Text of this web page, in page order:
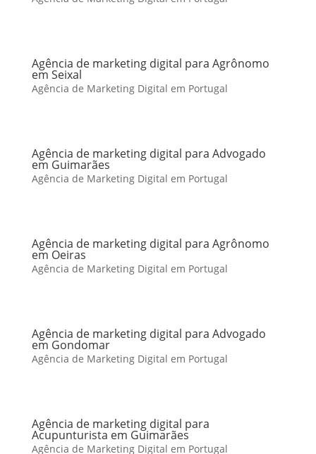
Agência de marketing digital para Agrônomo
em Seixal
Agência de Marketing Digital em Portugal
Agência de marketing digital para Advogado
em Guimarães
Agência de Marketing Digital em Portugal
Agência de marketing digital para Agrônomo
em Oeiras
Agência de Marketing Digital em Portugal
Agência de marketing digital para Advogado
em Gondomar
Agência de Marketing Digital em Portugal
Agência de marketing digital para
Acupunturista em Guimarães
Agência de Marketing Digital em Portugal